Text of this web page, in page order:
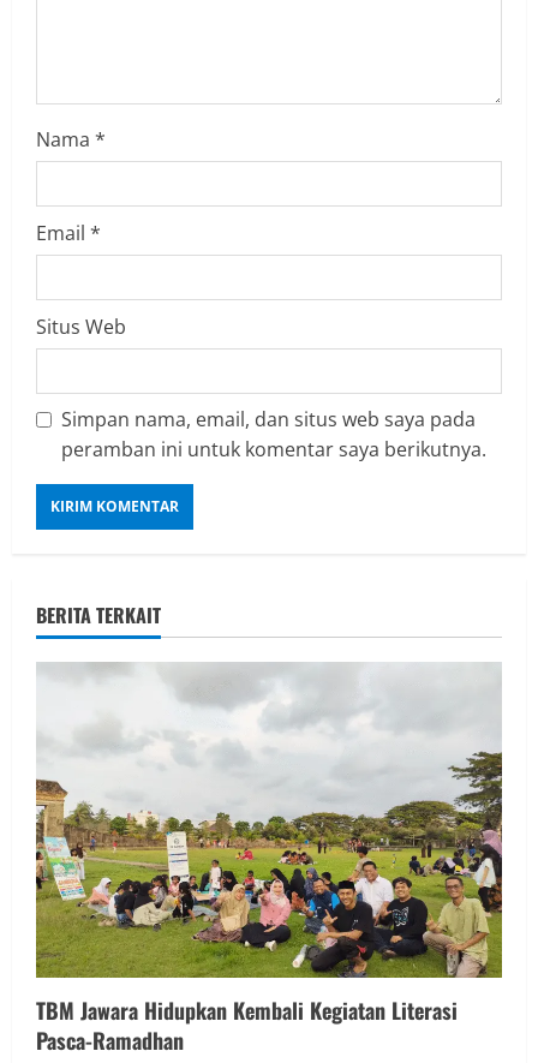
g
Nama *
Email *
Situs Web
Simpan nama, email, dan situs web saya pada
peramban ini untuk komentar saya berikutnya.
BERITA TERKAIT
TBM Jawara Hidupkan Kembali Kegiatan Literasi
Pasca-Ramadhan